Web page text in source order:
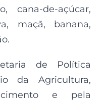
cana-de-açúcar,
maçã, banana,
de Política
da Agricultura,
e pela